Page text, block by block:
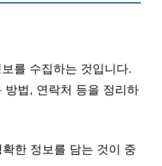
를 수집하는 것입니다.
방법, 연락처 등을 정리하
한 정보를 담는 것이 중